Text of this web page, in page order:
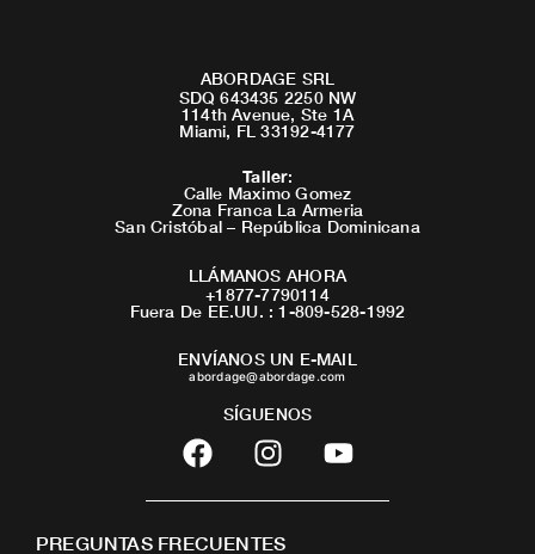
ABORDAGE SRL
SDQ 643435 2250 NW
114th Avenue, Ste 1A
Miami, FL 33192-4177
Taller:
Calle Maximo Gomez
Zona Franca La Armeria
San Cristóbal – República Dominicana
LLÁMANOS AHORA
+1877-7790114
Fuera De EE.UU. : 1-809-528-1992
ENVÍANOS UN E-MAIL
abordage@abordage.com
SÍGUENOS
F
a
c
I
n
s
Y
o
u
PREGUNTAS FRECUENTES